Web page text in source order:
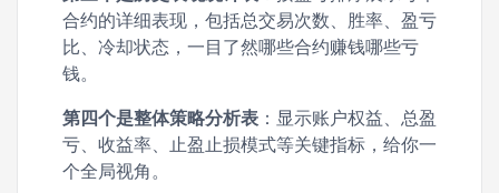
合约的详细表现，包括总交易次数、胜率、盈亏
比、冷却状态，一目了然哪些合约赚钱哪些亏
钱。
第四个是整体策略分析表 ：显示账户权益、总盈
亏、收益率、止盈止损模式等关键指标，给你一
个全局视角。